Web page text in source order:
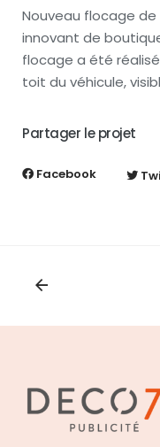
Nouveau flocage
innovant de
flocage a été
toit du véhicule,
Partager le projet
Facebook